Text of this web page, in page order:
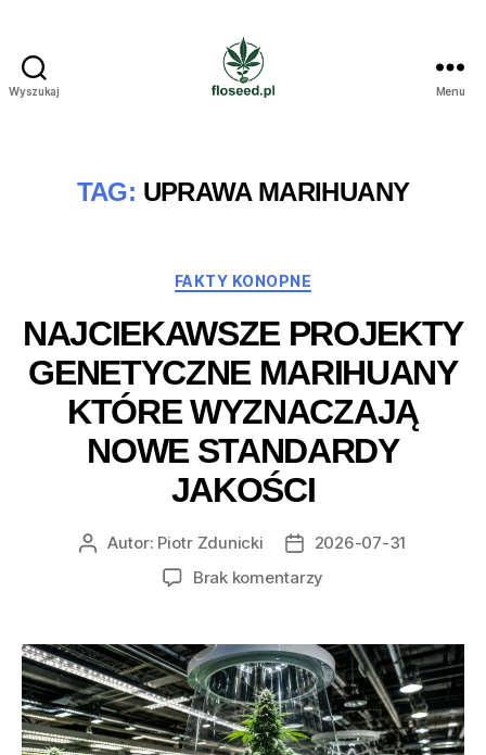
Wyszukaj Menu
TAG: UPRAWA MARIHUANY
Kategorie
FAKTY KONOPNE
NAJCIEKAWSZE PROJEKTY
GENETYCZNE MARIHUANY
KTÓRE WYZNACZAJĄ
NOWE STANDARDY
JAKOŚCI
AutorAutor: Piotr Zdunicki
Data2026-07-31
Brak komentarzy
genetyczne
marihuany
które
wyznaczają
nowe